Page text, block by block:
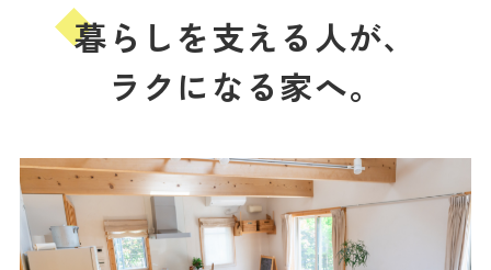
暮らしを支える人が、
ラクになる家へ。